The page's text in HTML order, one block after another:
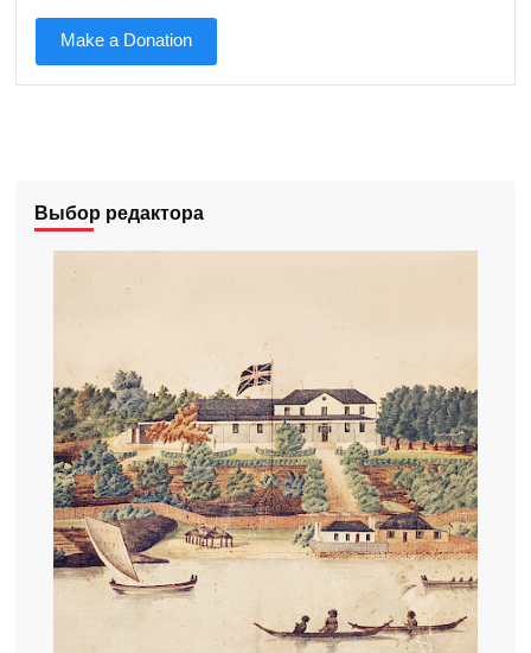
Make a Donation
Выбор редактора